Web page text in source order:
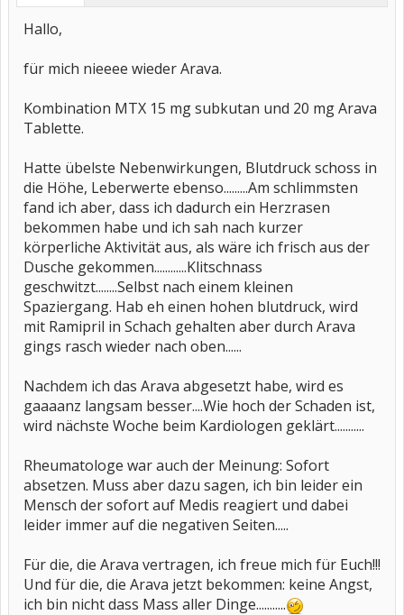
Hallo,
für mich nieeee wieder Arava.
Kombination MTX 15 mg subkutan und 20 mg Arava
Tablette.
Hatte übelste Nebenwirkungen, Blutdruck schoss in
die Höhe, Leberwerte ebenso.........Am schlimmsten
fand ich aber, dass ich dadurch ein Herzrasen
bekommen habe und ich sah nach kurzer
körperliche Aktivität aus, als wäre ich frisch aus der
Dusche gekommen............Klitschnass
geschwitzt........Selbst nach einem kleinen
Spaziergang. Hab eh einen hohen blutdruck, wird
mit Ramipril in Schach gehalten aber durch Arava
gings rasch wieder nach oben......
Nachdem ich das Arava abgesetzt habe, wird es
gaaaanz langsam besser....Wie hoch der Schaden ist,
wird nächste Woche beim Kardiologen geklärt...........
Rheumatologe war auch der Meinung: Sofort
absetzen. Muss aber dazu sagen, ich bin leider ein
Mensch der sofort auf Medis reagiert und dabei
leider immer auf die negativen Seiten.....
Für die, die Arava vertragen, ich freue mich für Euch!!!
Und für die, die Arava jetzt bekommen: keine Angst,
ich bin nicht dass Mass aller Dinge...........